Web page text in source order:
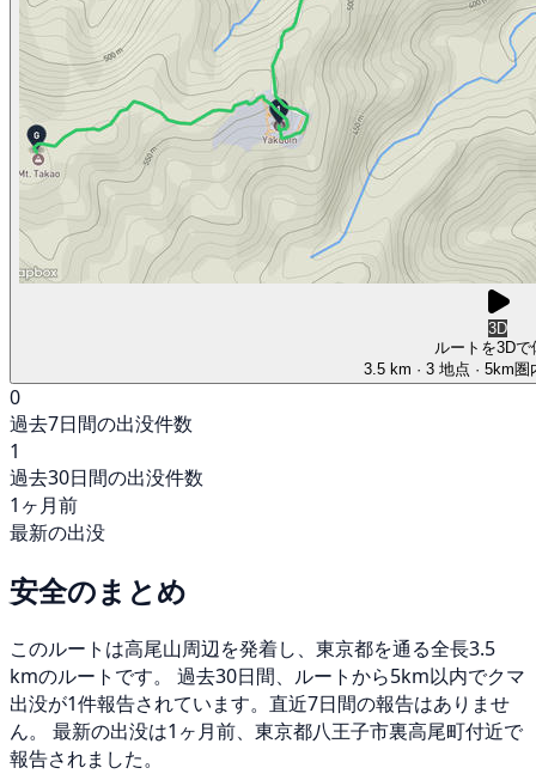
3D
ルートを3Dで
3.5 km · 3 地点 · 5km
0
過去7日間の出没件数
1
過去30日間の出没件数
1ヶ月前
最新の出没
安全のまとめ
このルートは高尾山周辺を発着し、東京都を通る全長3.5
kmのルートです。 過去30日間、ルートから5km以内でクマ
出没が1件報告されています。直近7日間の報告はありませ
ん。 最新の出没は1ヶ月前、東京都八王子市裏高尾町付近で
報告されました。